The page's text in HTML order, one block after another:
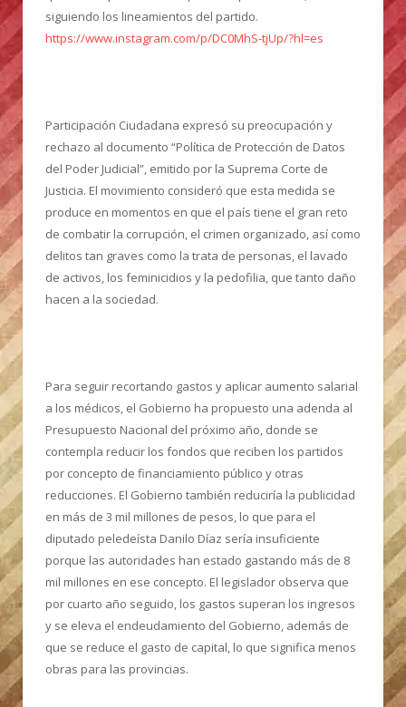
siguiendo los lineamientos del partido.
https://www.instagram.com/p/DC0MhS-tjUp/?hl=es
Participación Ciudadana expresó su preocupación y
rechazo al documento “Política de Protección de Datos
del Poder Judicial”, emitido por la Suprema Corte de
Justicia. El movimiento consideró que esta medida se
produce en momentos en que el país tiene el gran reto
de combatir la corrupción, el crimen organizado, así como
delitos tan graves como la trata de personas, el lavado
de activos, los feminicidios y la pedofilia, que tanto daño
hacen a la sociedad.
Para seguir recortando gastos y aplicar aumento salarial
a los médicos, el Gobierno ha propuesto una adenda al
Presupuesto Nacional del próximo año, donde se
contempla reducir los fondos que reciben los partidos
por concepto de financiamiento público y otras
reducciones. El Gobierno también reduciría la publicidad
en más de 3 mil millones de pesos, lo que para el
diputado peledeísta Danilo Díaz sería insuficiente
porque las autoridades han estado gastando más de 8
mil millones en ese concepto. El legislador observa que
por cuarto año seguido, los gastos superan los ingresos
y se eleva el endeudamiento del Gobierno, además de
que se reduce el gasto de capital, lo que significa menos
obras para las provincias.